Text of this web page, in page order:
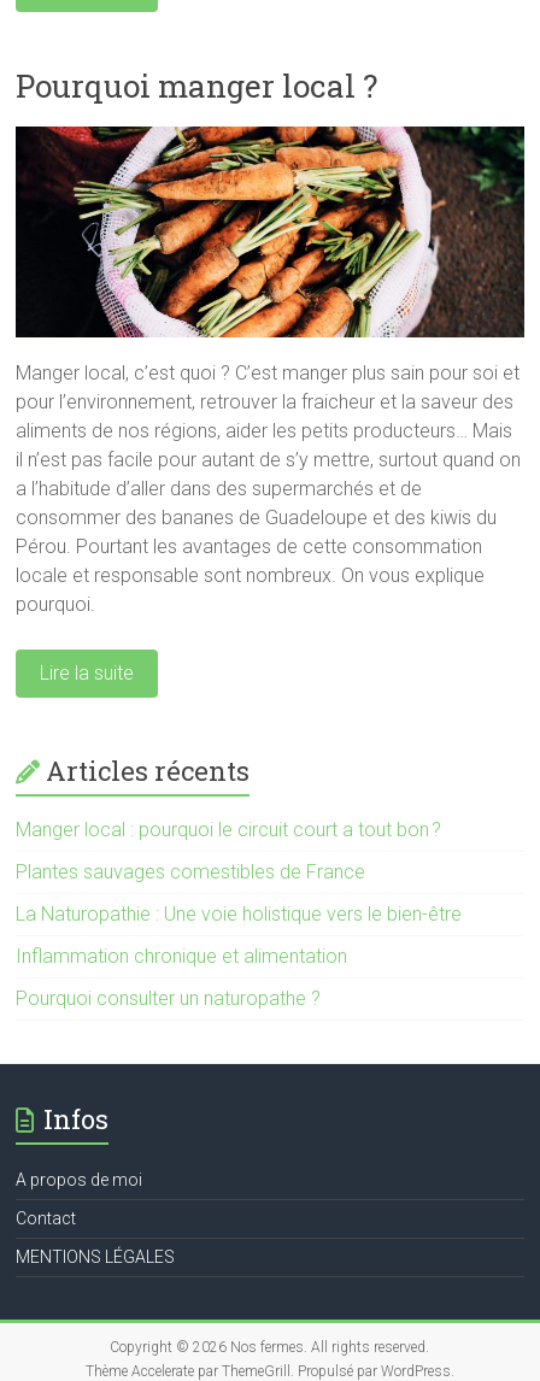
Pourquoi manger local ?
Manger local, c’est quoi ? C’est manger plus sain pour soi et
pour l’environnement, retrouver la fraicheur et la saveur des
aliments de nos régions, aider les petits producteurs… Mais
il n’est pas facile pour autant de s’y mettre, surtout quand on
a l’habitude d’aller dans des supermarchés et de
consommer des bananes de Guadeloupe et des kiwis du
Pérou. Pourtant les avantages de cette consommation
locale et responsable sont nombreux. On vous explique
pourquoi.
Lire la suite
Articles récents
Manger local : pourquoi le circuit court a tout bon ?
Plantes sauvages comestibles de France
La Naturopathie : Une voie holistique vers le bien-être
Inflammation chronique et alimentation
Pourquoi consulter un naturopathe ?
Infos
A propos de moi
Contact
MENTIONS LÉGALES
Copyright © 2026 Nos fermes. All rights reserved.
Thème Acceleratepar ThemeGrill. Propulsé par WordPress.